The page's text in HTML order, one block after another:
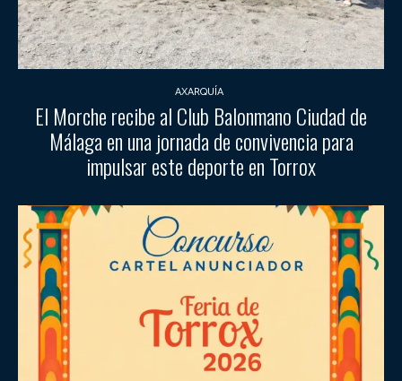
AXARQUÍA
El Morche recibe al Club Balonmano Ciudad de
Málaga en una jornada de convivencia para
impulsar este deporte en Torrox